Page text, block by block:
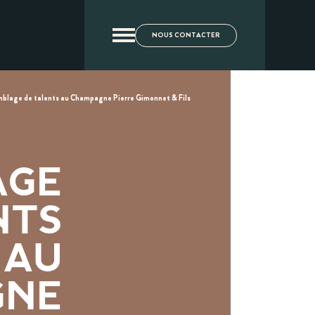
NOUS CONTACTER
de talents au Champagne Pierre Gimonnet & Fils
AU